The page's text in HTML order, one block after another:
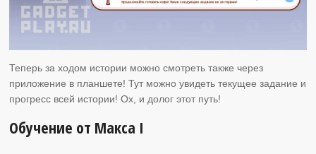
Теперь за ходом истории можно смотреть также через
приложение в планшете! Тут можно увидеть текущее задание и
прогресс всей истории! Ох, и долог этот путь!
Обучение от Макса I